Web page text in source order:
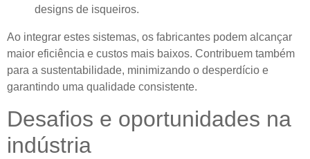
designs de isqueiros.
Ao integrar estes sistemas, os fabricantes podem alcançar
maior eficiência e custos mais baixos. Contribuem também
para a sustentabilidade, minimizando o desperdício e
garantindo uma qualidade consistente.
Desafios e oportunidades na
indústria